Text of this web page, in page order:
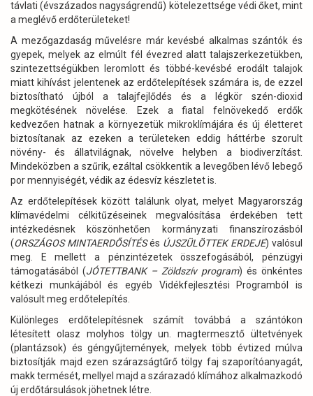
távlati (évszázados nagyságrendű) kötelezettsége védi őket, mint
a meglévő erdőterületeket!
A mezőgazdaság művelésre már kevésbé alkalmas szántók és
gyepek, melyek az elmúlt fél évezred alatt talajszerkezetükben,
szintezettségükben leromlott és többé-kevésbé erodált talajok
miatt kihívást jelentenek az erdőtelepítések számára is, de ezzel
biztosítható újból a talajfejlődés és a légkör szén-dioxid
megkötésének növelése. Ezek a fiatal felnövekedő erdők
kedvezően hatnak a környezetük mikroklímájára és új életteret
biztosítanak az ezeken a területeken eddig háttérbe szorult
növény- és állatvilágnak, növelve helyben a biodiverzítást.
Mindeközben a szűrik, ezáltal csökkentik a levegőben lévő lebegő
por mennyiségét, védik az édesvíz készletet is.
Az erdőtelepítések között találunk olyat, melyet Magyarország
klímavédelmi célkitűzéseinek megvalósítása érdekében tett
intézkedésnek köszönhetően kormányzati finanszírozásból
(ORSZÁGOS MINTAERDŐSÍTÉSés ÚJSZÜLÖTTEK ERDEJE) valósul
meg. E mellett a pénzintézetek összefogásából, pénzügyi
támogatásából (JÓTETTBANK – Zöldszív program) és önkéntes
kétkezi munkájából és egyéb Vidékfejlesztési Programból is
valósult meg erdőtelepítés.
Különleges erdőtelepítésnek számít továbbá a szántókon
létesített olasz molyhos tölgy un. magtermesztő ültetvények
(plantázsok) és géngyűjtemények, melyek több évtized múlva
biztosítják majd ezen szárazságtűrő tölgy faj szaporítóanyagát,
makk termését, mellyel majd a szárazadó klímához alkalmazkodó
új erdőtársulások jöhetnek létre.